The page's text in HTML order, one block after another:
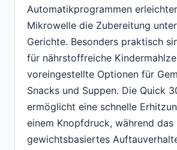
Automatikprogrammen
Mikrowelle die Zubereitung
Gerichte. Besonders praktisch
für nährstoffreiche
voreingestellte Optionen für
Snacks und Suppen. Die Quick
ermöglicht eine schnelle
einem Knopfdruck, während das
gewichtsbasiertes